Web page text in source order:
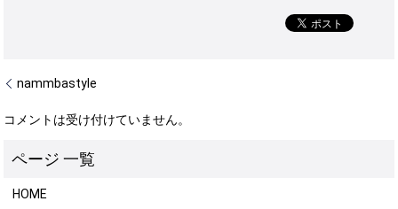
nammbastyle
コメントは受け付けていません。
HOME